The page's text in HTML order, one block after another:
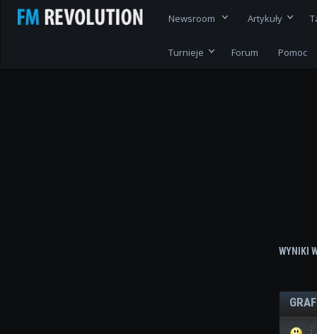
Newsroom Artykuły
Turnieje Forum Pomoc
WYNIKI